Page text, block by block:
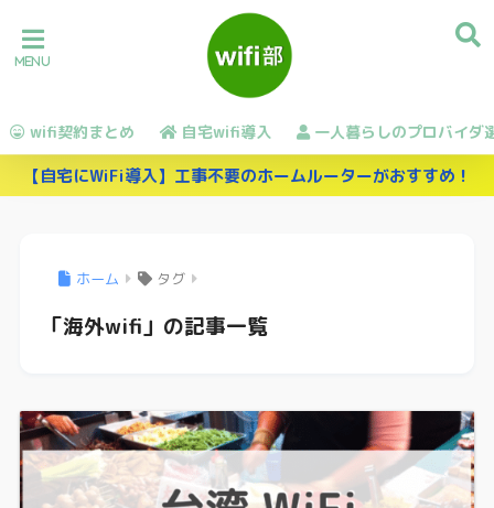
wifi契約まとめ 自宅wifi導入 一人暮らしのプロバイダ
【自宅にWiFi導入】工事不要のホームルーターがおすすめ！
ホーム タグ
「海外wifi」の記事一覧